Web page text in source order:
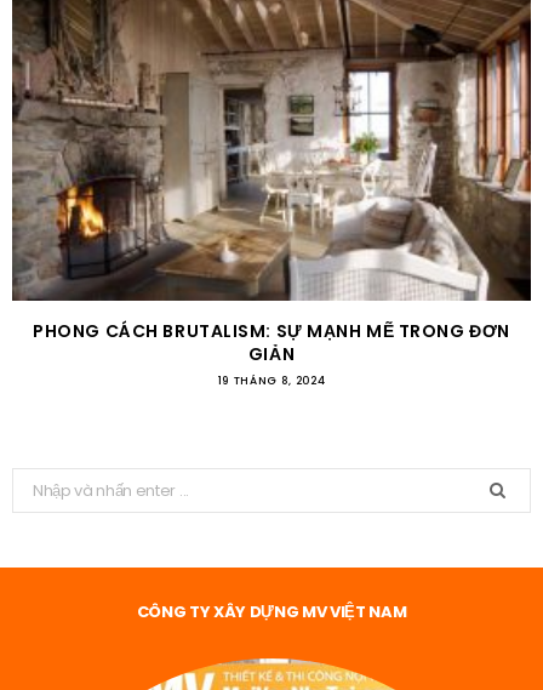
PHONG CÁCH BRUTALISM: SỰ MẠNH MẼ TRONG ĐƠN
GIẢN
19 THÁNG 8, 2024
ì
CÔNG TY XÂY DỰNG MV VIỆT NAM